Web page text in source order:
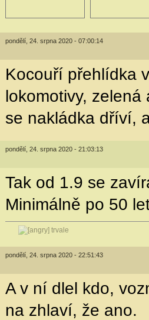
pondělí, 24. srpna 2020 - 07:00:14
Kocouří přehlídka
lokomotivy,
se nakládka dříví,
pondělí, 24. srpna 2020 - 21:03:13
Tak od 1.9 se
Minimálně po 50
trvale
pondělí, 24. srpna 2020 - 22:51:43
A v ní dlel kdo,
na zhlaví, že ano.